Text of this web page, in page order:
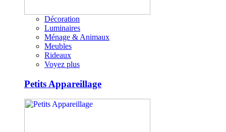
Décoration
Luminaires
Ménage & Animaux
Meubles
Rideaux
Voyez plus
Petits Appareillage